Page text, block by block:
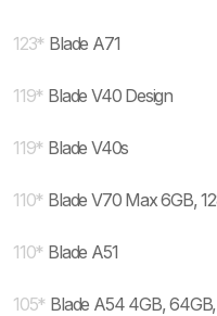
123* Blade A71
119* Blade V40 Design
119* Blade V40s
110* Blade V70 Max 6GB,
110* Blade A51
105* Blade A54 4GB,